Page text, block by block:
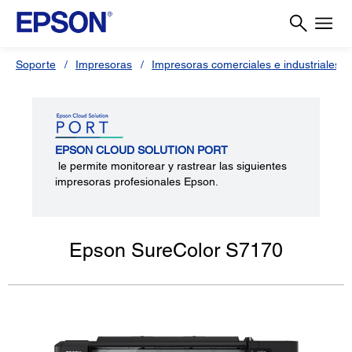
Soporte Impresoras Impresoras comerciales e industriales
EPSON CLOUD SOLUTION PORT
le permite monitorear y rastrear las siguientes
impresoras profesionales Epson.
Epson SureColor S7170